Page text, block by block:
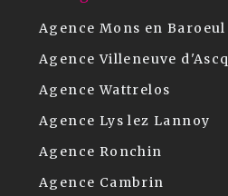
Agence Mons en Baroeul
Agence Villeneuve d'Ascq
Agence Wattrelos
Agence Lys lez Lannoy
Agence Ronchin
Agence Cambrin